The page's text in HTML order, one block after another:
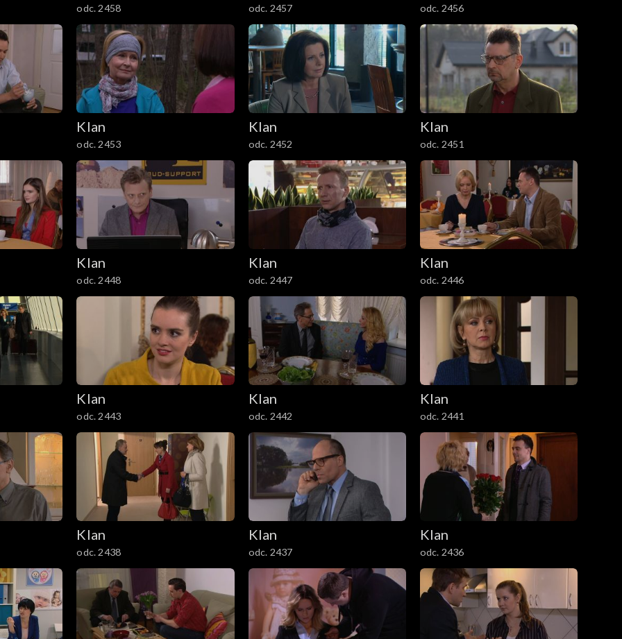
odc. 2458 odc. 2457 odc. 2456
Klan
odc. 2453
Klan
odc. 2452
Klan
odc. 2451
Klan
odc. 2448
Klan
odc. 2447
Klan
odc. 2446
Klan
odc. 2443
Klan
odc. 2442
Klan
odc. 2441
Klan
odc. 2438
Klan
odc. 2437
Klan
odc. 2436